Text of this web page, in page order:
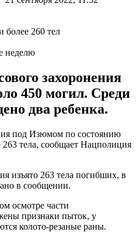
неделю
захоронения
450 могил. Среди
два ребенка.
под Изюмом по состоянию
263 тела, сообщает Нацполиция
изъято 263 тела погибших, в
в сообщении.
осмотре части
признаки пыток, у
колото-резаные раны.